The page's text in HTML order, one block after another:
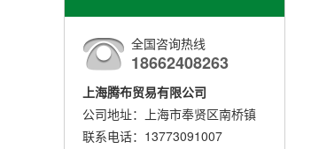
全国咨询热线
18662408263
上海腾布贸易有限公司
公司地址：上海市奉贤区南桥镇
联系电话：13773091007